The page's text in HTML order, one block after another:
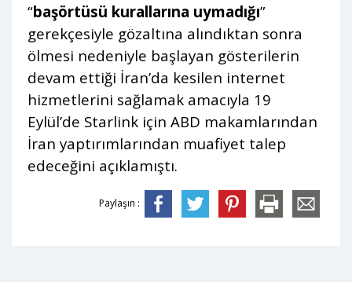
“başörtüsü kurallarına uymadığı”
gerekçesiyle gözaltına alındıktan sonra
ölmesi nedeniyle başlayan gösterilerin
devam ettiği İran’da kesilen internet
hizmetlerini sağlamak amacıyla 19
Eylül’de Starlink için ABD makamlarından
İran yaptırımlarından muafiyet talep
edeceğini açıklamıştı.
Paylaşın :